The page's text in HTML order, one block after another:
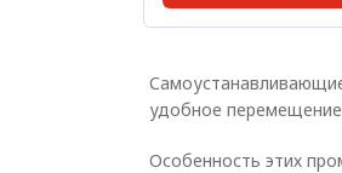
Серия:
45;
Высота, мм:
Диаметр колеса, мм:
удобное перемещение
Особенность этих